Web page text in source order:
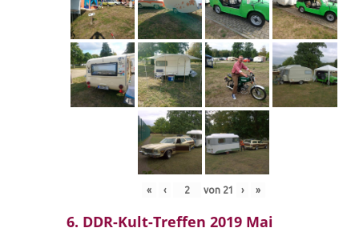
« ‹ von 21 › »
6. DDR-Kult-Treffen 2019 Mai